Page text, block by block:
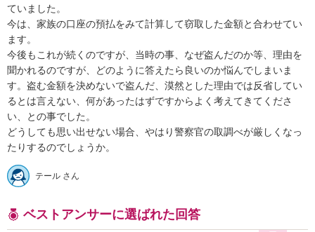
ていました。
今は、家族の口座の預払をみて計算して窃取した金額と合わせてい
ます。
今後もこれが続くのですが、当時の事、なぜ盗んだのか等、理由を
聞かれるのですが、どのように答えたら良いのか悩んでしまいま
す。盗む金額を決めないで盗んだ、漠然とした理由では反省してい
るとは言えない、何があったはずですからよく考えてきてくださ
い、との事でした。
どうしても思い出せない場合、やはり警察官の取調べが厳しくなっ
たりするのでしょうか。
テール さん
ベストアンサーに選ばれた回答